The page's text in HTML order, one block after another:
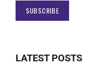
LATEST POSTS